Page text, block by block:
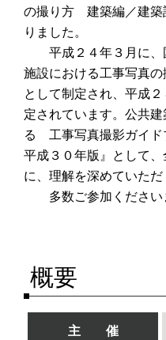
の撮り方 建築編／建築
りました。
平成２４年３月に、
施設における工事写真
として制定され、平成
定されています。公共
る 工事写真撮影ガイ
平成３０年版』として
に、理解を深めていた
多数ご参加ください
概要
主 催